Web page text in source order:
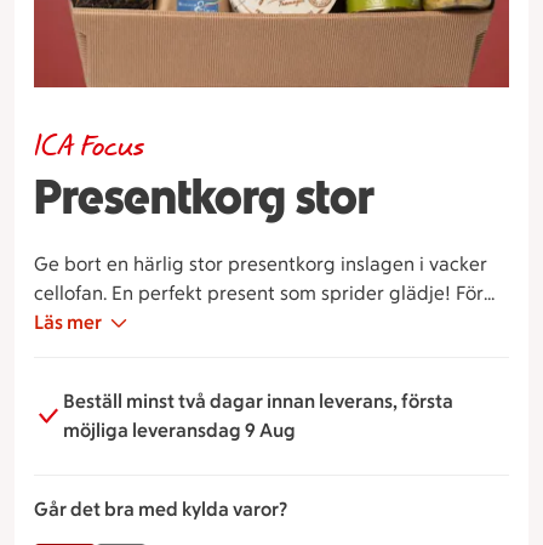
Presentkorg stor
ICA Focus
Ge bort en härlig stor presentkorg inslagen i vacker
cellofan. En perfekt present som sprider glädje! För
specifika önskemål kring innehåll, skriv i
Läs mer
Beställ minst två dagar innan leverans, första
möjliga leveransdag 9 Aug
Går det bra med kylda varor?